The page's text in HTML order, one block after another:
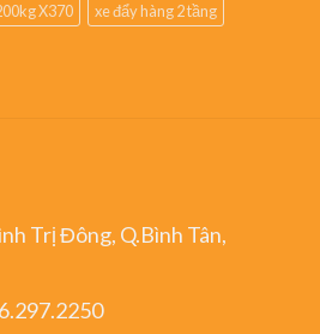
X370
xe đẩy hàng 2 tầng
Trị Đông, Q.Bình Tân,